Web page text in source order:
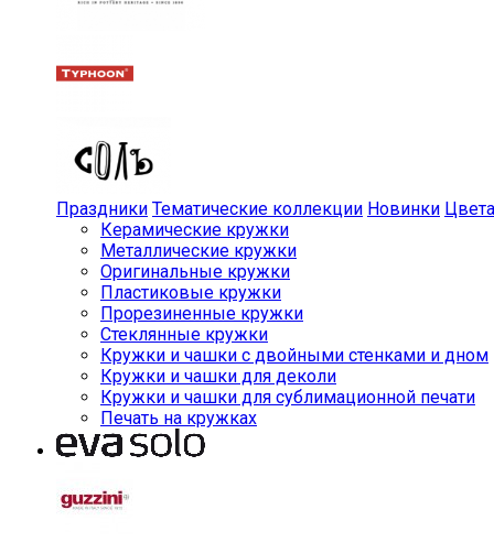
Праздники Тематические коллекции Новинки Цвета
Керамические кружки
Металлические кружки
Оригинальные кружки
Пластиковые кружки
Прорезиненные кружки
Стеклянные кружки
Кружки и чашки с двойными стенками и дном
Кружки и чашки для деколи
Кружки и чашки для сублимационной печати
Печать на кружках